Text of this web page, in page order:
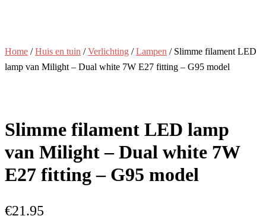
Home /Huis en tuin /Verlichting /Lampen / Slimme filament LED
lamp van Milight – Dual white 7W E27 fitting – G95 model
Slimme filament LED lamp
van Milight – Dual white 7W
E27 fitting – G95 model
€21.95